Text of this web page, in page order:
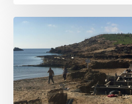
Περιβάλλοντος»
Δ.Τ.
ΑΝΟΙΧΟΙ